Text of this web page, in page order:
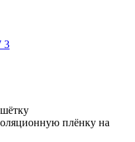
3
плёнку на